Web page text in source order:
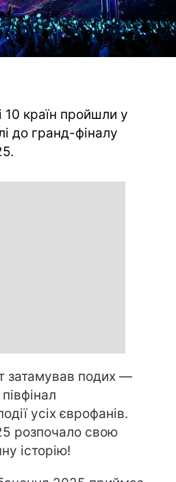
10 країн пройшли у
до гранд-фіналу
затамував подих —
усіх єврофанів.
розпочало свою
історію!